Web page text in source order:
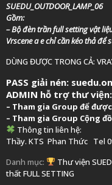
SUEDU_OUTDOOR_LAMP_06
Gồm:
– Bộ đèn trần full setting vật
Vrscene a e chỉ cần kéo thả để
DÙNG ĐƯỢC TRONG CẢ:
PASS giải nén:
ADMIN hỗ trợ thư viện:
– Tham gia Group để
– Tham gia Group Cộng
Thông tin liên hệ:
Thầy. KTS Phan Thức Tel
Danh mục:
Thư viện
thất FULL SETTING